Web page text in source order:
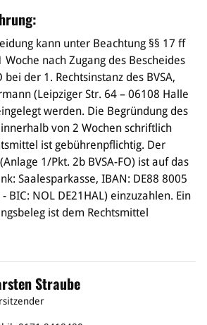
kann unter Beachtung §§ 17 ff
Woche nach Zugang des Bescheides
bei der 1. Rechtsinstanz des BVSA,
(Leipziger Str. 64 – 06108 Halle
werden. Die Begründung des
von 2 Wochen schriftlich
ist gebührenpflichtig. Der
1/Pkt. 2b BVSA-FO) ist auf das
Saalesparkasse, IBAN: DE88 8005
BIC: NOL DE21HAL) einzuzahlen. Ein
ist dem Rechtsmittel
Straube